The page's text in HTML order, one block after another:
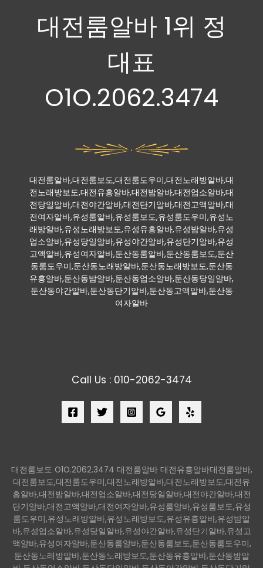
대전룸알바 1위 정
대표
O1O.2062.3474
대전룸알바,대전룸보도,대전룸도우미,대전노래방알바,대
전노래방보도,대전유흥알바,대전밤알바,대전업소알바,대
전당일알바,대전야간알바,대전단기알바,대전고액알바,대
전여자알바,유성룸알바,유성룸보도,유성룸도우미,유성노
래방알바,유성노래방보도,유성유흥알바,유성밤알바,유성
업소알바,유성당일알바,유성야간알바,유성단기알바,유성
고액알바,유성여자알바,둔산동룸알바,둔산동룸보도,둔산
동룸도우미,둔산동노래방알바,둔산동노래방보도,둔산동
유흥알바,둔산동밤알바,둔산동업소알바,둔산동당일알바,
둔산동야간알바,둔산동단기알바,둔산동고액알바,둔산동
여자알바
Call Us : 010-2062-3474
대전룸보도 O1O.2062.3474 대전룸알바 대전유흥알바대전룸알바,
대전룸보도,대전룸도우미,대전노래방알바,대전노래방보도,대전유
흥알바,대전밤알바,대전업소알바,대전당일알바,대전야간알바,대전
단기알바,대전고액알바,대전여자알바,유성룸알바,유성룸보도,유성
룸도우미,유성노래방알바,유성노래방보도,유성유흥알바,유성밤알
바,유성업소알바,유성당일알바,유성야간알바,유성단기알바,유성고
액알바,유성여자알바,둔산동룸알바,둔산동룸보도,둔산동룸도우미,
둔산동노래방알바,둔산동노래방보도,둔산동유흥알바,둔산동밤알